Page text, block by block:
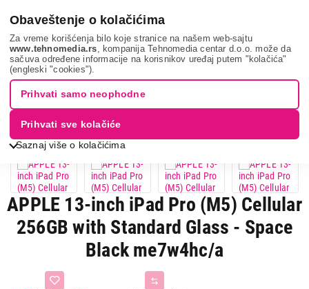
Obaveštenje o kolačićima
Za vreme korišćenja bilo koje stranice na našem web-sajtu
www.tehnomedia.rs , kompanija Tehnomedia centar d.o.o. može da
sačuva određene informacije na korisnikov uređaj putem "kolačića"
(engleski "cookies").
Saznaj više o kolačićima
Prihvati samo neophodne
Prihvati sve kolačiće
Apple 13-inch i...
APPLE 13-inch iPad Pro (M5) Cellular
256GB with Standard Glass - Space
Black me7w4hc/a